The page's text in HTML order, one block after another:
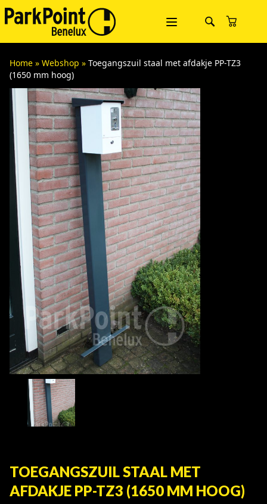
Home » Webshop » Toegangszuil staal met afdakje PP-TZ3
(1650 mm hoog)
TOEGANGSZUIL STAAL MET
AFDAKJE PP-TZ3 (1650 MM HOOG)